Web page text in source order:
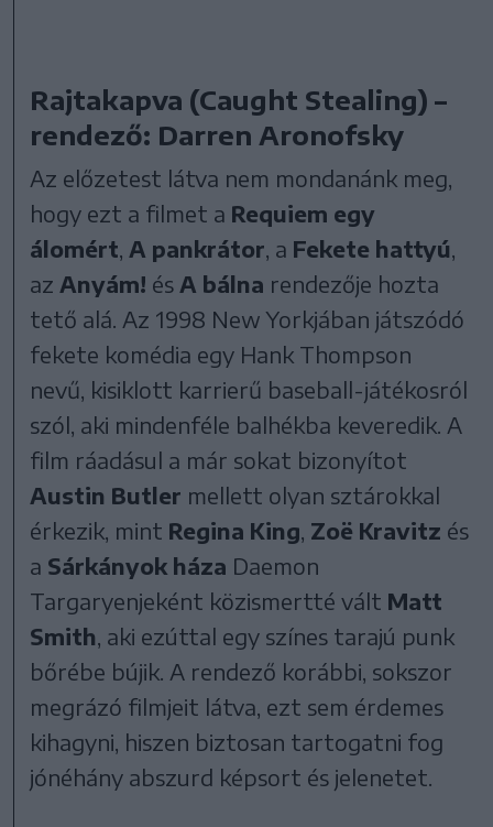
Rajtakapva (Caught Stealing) –
rendező: Darren Aronofsky
Az előzetest látva nem mondanánk meg,
hogy ezt a filmet a Requiem egy
álomért, A pankrátor, a Fekete hattyú,
az Anyám! és A bálna rendezője hozta
tető alá. Az 1998 New Yorkjában játszódó
fekete komédia egy Hank Thompson
nevű, kisiklott karrierű baseball-játékosról
szól, aki mindenféle balhékba keveredik. A
film ráadásul a már sokat bizonyítot
Austin Butler mellett olyan sztárokkal
érkezik, mint Regina King, Zoë Kravitz és
a Sárkányok háza Daemon
Targaryenjeként közismertté vált Matt
Smith, aki ezúttal egy színes tarajú punk
bőrébe bújik. A rendező korábbi, sokszor
megrázó filmjeit látva, ezt sem érdemes
kihagyni, hiszen biztosan tartogatni fog
jónéhány abszurd képsort és jelenetet.